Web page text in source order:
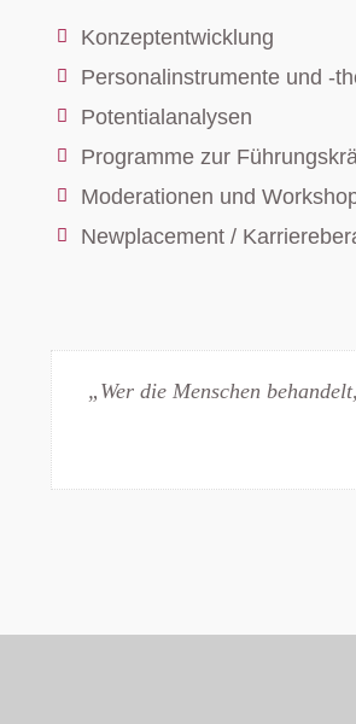
Konzeptentwicklung
Personalinstrumente und -
Potentialanalysen
Programme zur
Moderationen und
Newplacement /
„Wer die Menschen